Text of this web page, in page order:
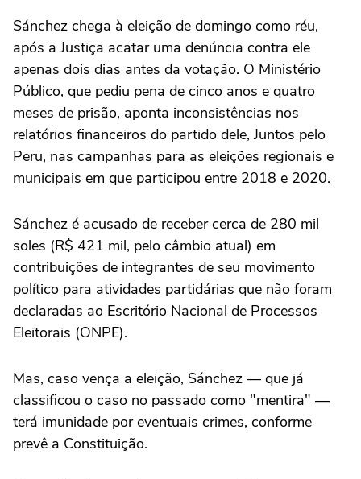
Sánchez chega à eleição de domingo como réu,
após a Justiça acatar uma denúncia contra ele
apenas dois dias antes da votação. O Ministério
Público, que pediu pena de cinco anos e quatro
meses de prisão, aponta inconsistências nos
relatórios financeiros do partido dele, Juntos pelo
Peru, nas campanhas para as eleições regionais e
municipais em que participou entre 2018 e 2020.
Sánchez é acusado de receber cerca de 280 mil
soles (R$ 421 mil, pelo câmbio atual) em
contribuições de integrantes de seu movimento
político para atividades partidárias que não foram
declaradas ao Escritório Nacional de Processos
Eleitorais (ONPE).
Mas, caso vença a eleição, Sánchez — que já
classificou o caso no passado como "mentira" —
terá imunidade por eventuais crimes, conforme
prevê a Constituição.